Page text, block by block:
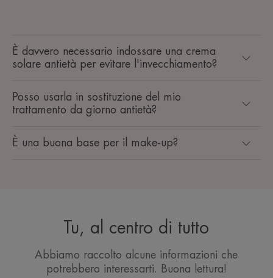
È davvero necessario indossare una crema
solare antietà per evitare l'invecchiamento?
Posso usarla in sostituzione del mio
trattamento da giorno antietà?
È una buona base per il make-up?
Tu, al centro di tutto
Abbiamo raccolto alcune informazioni che
potrebbero interessarti. Buona lettura!